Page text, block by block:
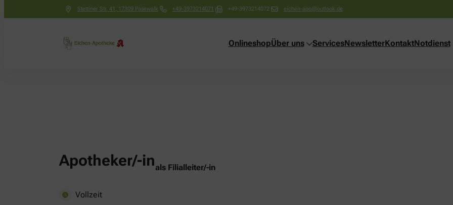
Stettiner Str. 41 , 17309 Pasewalk +49-3973214071 +49-3973214072 eichen-apo@outlook.de
OnlineshopÜber uns ServicesNewsletterKontaktNotdienst
Apotheker/-inals Filialleiter/-in
Vollzeit